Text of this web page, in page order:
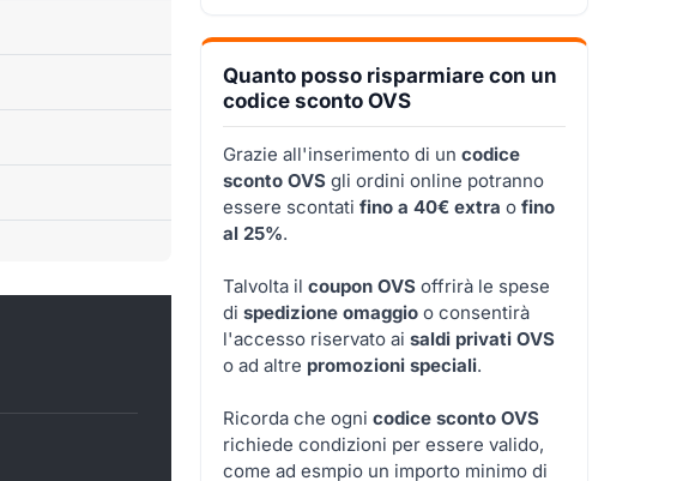
Quanto posso risparmiare con un
codice sconto OVS
Grazie all'inserimento di un codice
sconto OVS gli ordini online potranno
essere scontati fino a 40€ extra o fino
al 25%.
Talvolta il coupon OVS offrirà le spese
di spedizione omaggio o consentirà
l'accesso riservato ai saldi privati OVS
o ad altre promozioni speciali.
Ricorda che ogni codice sconto OVS
richiede condizioni per essere valido,
come ad esmpio un importo minimo di